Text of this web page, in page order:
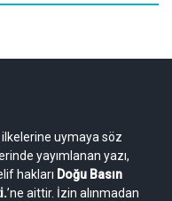
uymaya söz
yayımlanan yazı,
hakları Doğu Basın
’ne aittir. İzin alınmadan